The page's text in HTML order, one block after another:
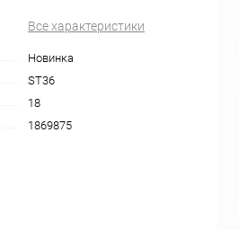
Все характеристики
Новинка
ST36
18
1869875